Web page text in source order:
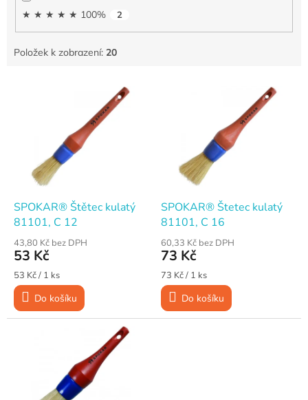
★ ★ ★ ★ ★ 100% 2
Položek k zobrazení: 20
dSPOKAR® Štětec kulatý
81101, C 12
43,80 Kč bez DPH
53 Kč
Měrná
cena:
53 Kč / 1 ks
Do košíku
SPOKAR® Štetec kulatý
81101, C 16
60,33 Kč bez DPH
73 Kč
Měrná
cena:
73 Kč / 1 ks
Do košíku